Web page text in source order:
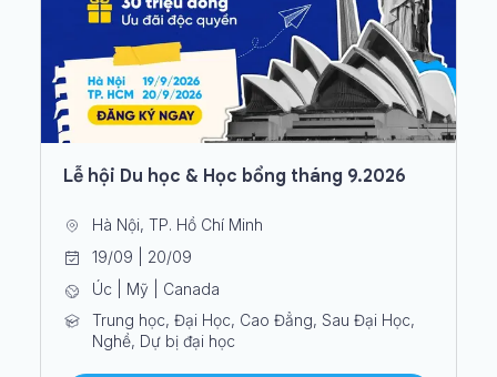
Lễ hội Du học & Học bổng tháng 9.2026
Hà Nội, TP. Hồ Chí Minh
19/09 | 20/09
Úc | Mỹ | Canada
Trung học, Đại Học, Cao Đẳng, Sau Đại Học,
Nghề, Dự bị đại học